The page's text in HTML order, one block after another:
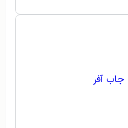
جاب آفر